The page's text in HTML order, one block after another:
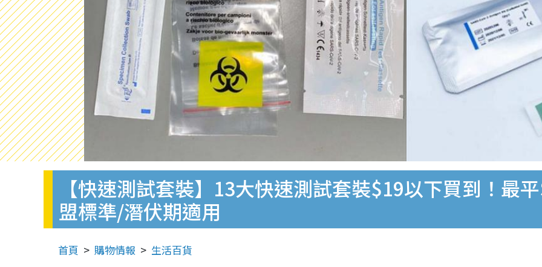
【快速測試套裝】13大快速測試套裝$19以下買到！最
盟標準/潛伏期適用
首頁 購物情報 生活百貨